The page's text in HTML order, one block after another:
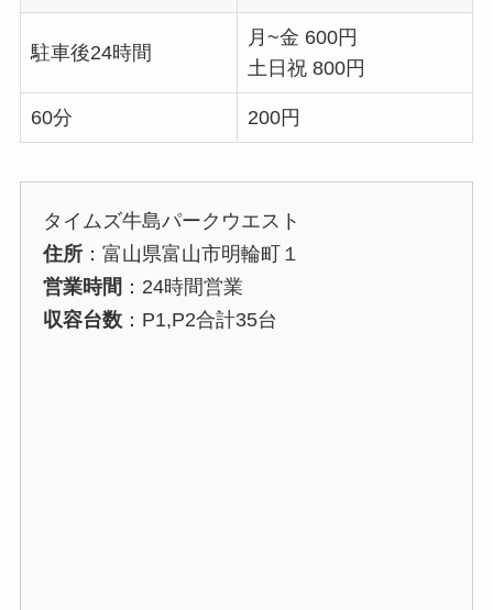
駐車後24時間
月~金 600円
土日祝 800円
60分 200円
タイムズ牛島パークウエスト
住所：富山県富山市明輪町１
営業時間 ：24時間営業
収容台数：P1,P2合計35台